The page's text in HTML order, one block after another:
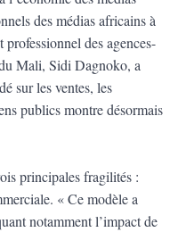
des médias africains à
des agences-
Mali, Sidi Dagnoko, a
sur les ventes, les
publics montre désormais
principales fragilités :
« Ce modèle a
notamment l’impact de